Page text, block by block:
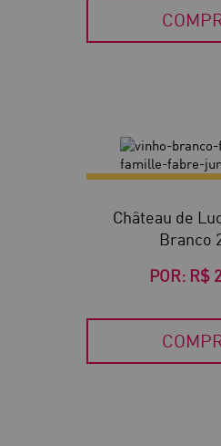
Château de
Branco
POR: R$